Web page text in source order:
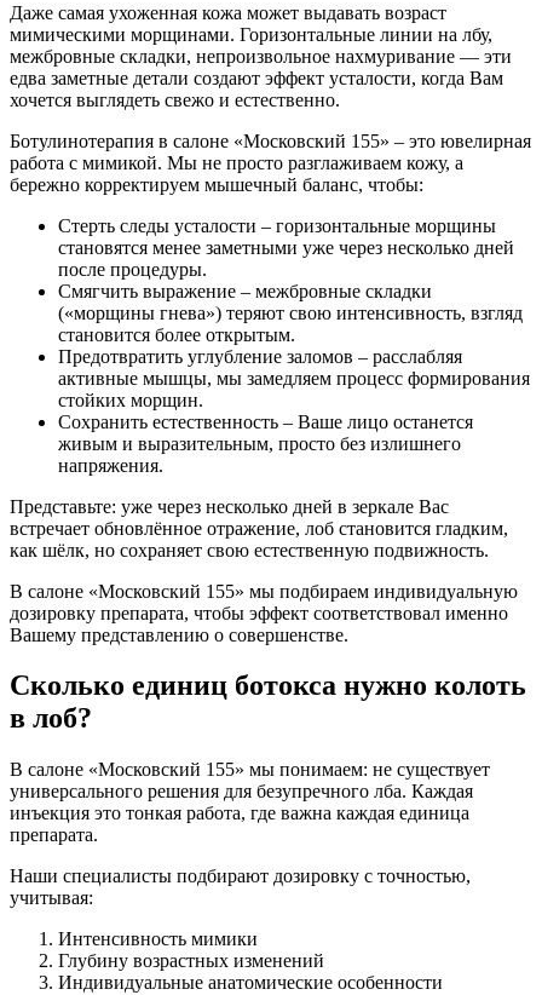
Даже самая ухоженная кожа может выдавать возраст
мимическими морщинами. Горизонтальные линии на лбу,
межбровные складки, непроизвольное нахмуривание — эти
едва заметные детали создают эффект усталости, когда Вам
хочется выглядеть свежо и естественно.
Ботулинотерапия в салоне «Московский 155» – это ювелирная
работа с мимикой. Мы не просто разглаживаем кожу, а
бережно корректируем мышечный баланс, чтобы:
Стерть следы усталости – горизонтальные морщины
становятся менее заметными уже через несколько дней
после процедуры.
Смягчить выражение – межбровные складки
(«морщины гнева») теряют свою интенсивность, взгляд
становится более открытым.
Предотвратить углубление заломов – расслабляя
активные мышцы, мы замедляем процесс формирования
стойких морщин.
Сохранить естественность – Ваше лицо останется
живым и выразительным, просто без излишнего
напряжения.
Представьте: уже через несколько дней в зеркале Вас
встречает обновлённое отражение, лоб становится гладким,
как шёлк, но сохраняет свою естественную подвижность.
В салоне «Московский 155» мы подбираем индивидуальную
дозировку препарата, чтобы эффект соответствовал именно
Вашему представлению о совершенстве.
Сколько единиц ботокса нужно колоть
в лоб?
В салоне «Московский 155» мы понимаем: не существует
универсального решения для безупречного лба. Каждая
инъекция это тонкая работа, где важна каждая единица
препарата.
Наши специалисты подбирают дозировку с точностью,
учитывая:
Интенсивность мимики
Глубину возрастных изменений
Индивидуальные анатомические особенности